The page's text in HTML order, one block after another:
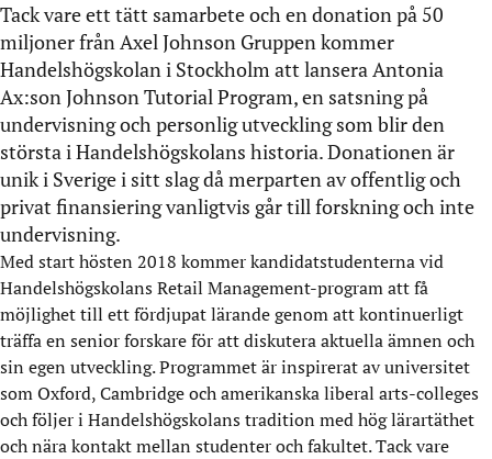
Tack vare ett tätt samarbete och en donation på 50
miljoner från Axel Johnson Gruppen kommer
Handelshögskolan i Stockholm att lansera Antonia
Ax:son Johnson Tutorial Program, en satsning på
undervisning och personlig utveckling som blir den
största i Handelshögskolans historia. Donationen är
unik i Sverige i sitt slag då merparten av offentlig och
privat finansiering vanligtvis går till forskning och inte
undervisning.
Med start hösten 2018 kommer kandidatstudenterna vid
Handelshögskolans Retail Management-program att få
möjlighet till ett fördjupat lärande genom att kontinuerligt
träffa en senior forskare för att diskutera aktuella ämnen och
sin egen utveckling. Programmet är inspirerat av universitet
som Oxford, Cambridge och amerikanska liberal arts-colleges
och följer i Handelshögskolans tradition med hög lärartäthet
och nära kontakt mellan studenter och fakultet. Tack vare